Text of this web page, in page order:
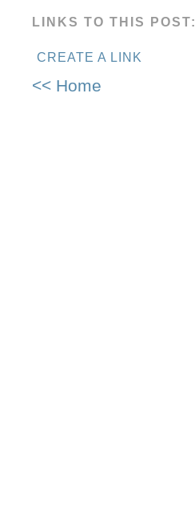
LINKS TO THIS POST:
CREATE A LINK
<< Home